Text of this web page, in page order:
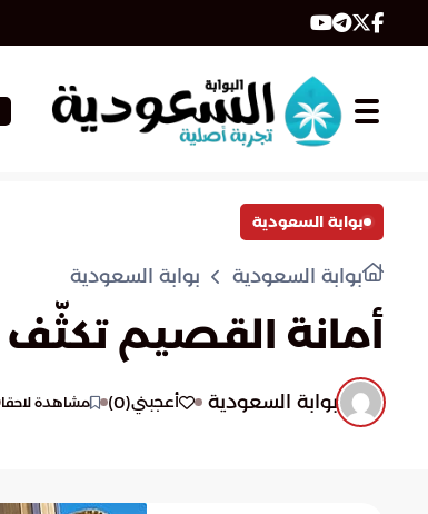
بوابة السعودية
بوابة السعودية بوابة السعودية
أمانة القصيم تكثّف
بوابة السعودية أعجبني(
0
) مشاهدة لاحقا